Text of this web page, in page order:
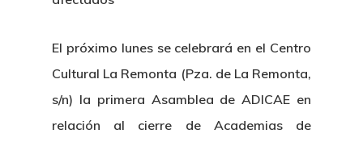
El próximo lunes se celebrará en el Centro
Cultural La Remonta (Pza. de La Remonta,
s/n) la primera Asamblea de ADICAE en
relación al cierre de Academias de